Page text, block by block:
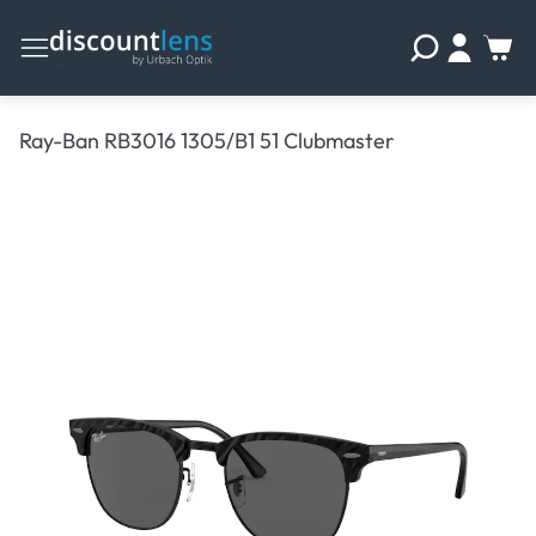
Ray-Ban RB3016 1305/B1 51 Clubmaster